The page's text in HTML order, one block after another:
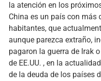
la atención en los
China es un país con más
habitantes, que
aunque parezca extraño,
pagaron la guerra de Irak
de EE.UU. , en la
de la deuda de los países